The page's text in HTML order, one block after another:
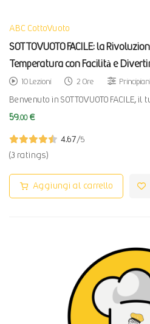
ABC CottoVuoto
SOTTOVUOTO FACILE: la
Temperatura con Facilità e
10 Lezioni 2 Ore
Benvenuto in SOTTOVUOTO FACILE,
59.00 €
4.67/5
(3 ratings)
Aggiungi al carrello